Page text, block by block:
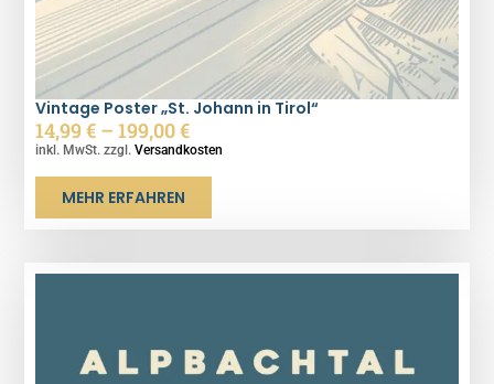
Vintage Poster „St. Johann in Tirol“
14,99€ –199,00€
inkl. MwSt. zzgl.Versandkosten
MEHR ERFAHREN